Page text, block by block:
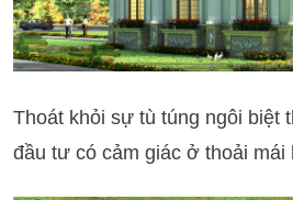
Thoát khỏi sự tù túng ngôi biệt
đầu tư có cảm giác ở thoải mái